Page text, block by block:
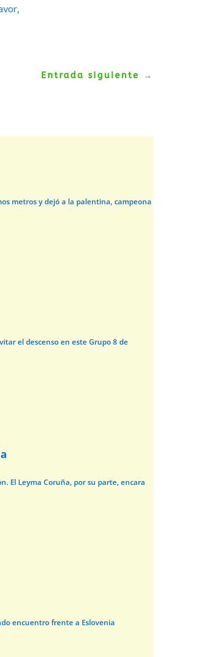
Entrada siguiente →
metros y dejó a la palentina, campeona
el descenso en este Grupo 8 de
El Leyma Coruña, por su parte, encara
encuentro frente a Eslovenia